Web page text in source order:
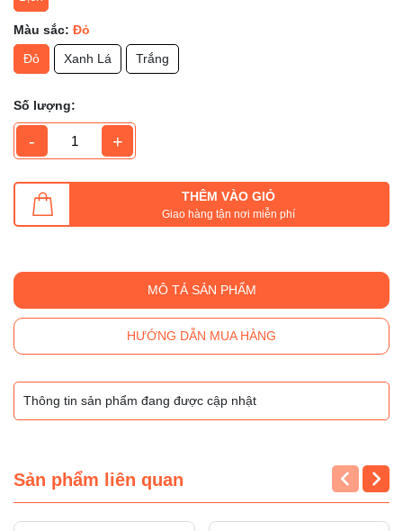
Màu sắc: Đỏ
Đỏ
Xanh Lá Trắng
Số lượng:
- +
THÊM VÀO GIỎ
Giao hàng tận nơi miễn phí
MÔ TẢ SẢN PHẨM
HƯỚNG DẪN MUA HÀNG
Thông tin sản phẩm đang được cập nhật
Sản phẩm liên quan